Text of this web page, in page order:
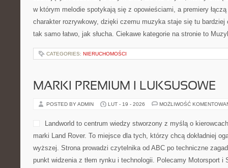
KALIGRAFIA I LETTERING
POSTED BY ADMIN LUT - 21 - 2026 MOŻLIWOŚĆ
ślad ołówka, cenią kartkę i
charakter w rysunku oraz
praktykę, aż po bardziej rozbudowane tematy związane z
kategorie to Techniki Malarskie i Rysunek Cyfrowy. W centrum
CATEGORIES: NIERUCHOMOŚCI